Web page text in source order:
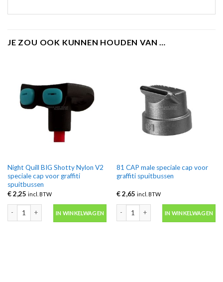
JE ZOU OOK KUNNEN HOUDEN VAN …
Night Quill BIG Shotty Nylon V2
speciale cap voor graffiti
spuitbussen
€2,25 incl. BTW
IN WINKELWAGEN
81 CAP male speciale cap voor
graffiti spuitbussen
€2,65 incl. BTW
IN WINKELWAGEN